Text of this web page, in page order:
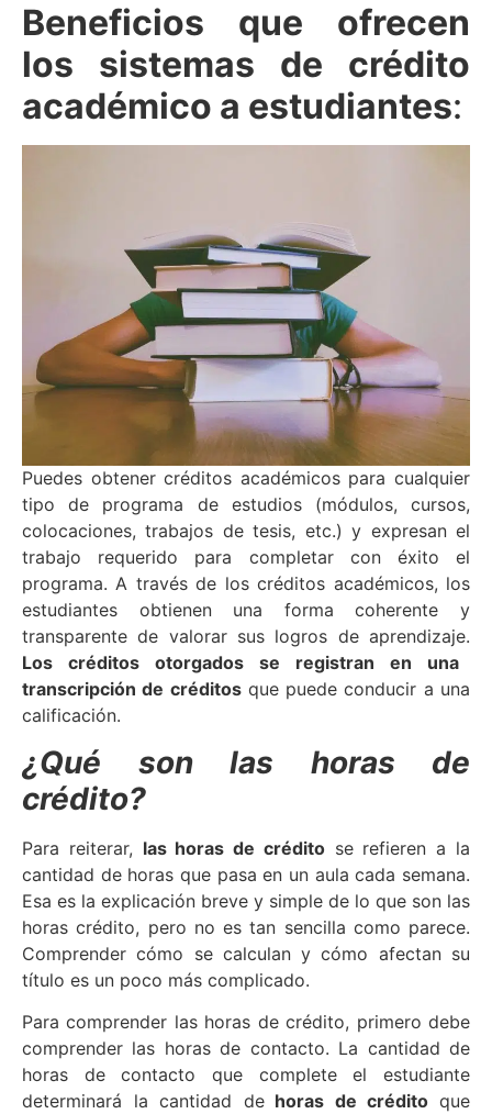
Beneficios que ofrecen
los sistemas de crédito
académico a estudiantes:
Puedes obtener créditos académicos para cualquier
tipo de programa de estudios (módulos, cursos,
colocaciones, trabajos de tesis, etc.) y expresan el
trabajo requerido para completar con éxito el
programa. A través de los créditos académicos, los
estudiantes obtienen una forma coherente y
transparente de valorar sus logros de aprendizaje.
Los créditos otorgados se registran en una
transcripción de créditosque puede conducir a una
calificación.
¿Qué son las horas de
crédito?
Para reiterar, las horas de créditose refieren a la
cantidad de horas que pasa en un aula cada semana.
Esa es la explicación breve y simple de lo que son las
horas crédito, pero no es tan sencilla como parece.
Comprender cómo se calculan y cómo afectan su
título es un poco más complicado.
Para comprender las horas de crédito, primero debe
comprender las horas de contacto. La cantidad de
horas de contacto que complete el estudiante
determinará la cantidad dehoras de créditoque